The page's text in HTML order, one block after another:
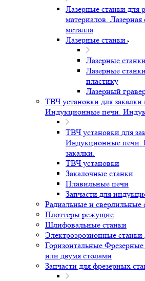
Лазерные станки для
материалов. Лазерная
металла
Лазерные станки
Лазерные
Лазерные
пластику
Лазерный
ТВЧ установки для закалки
Индукционные печи.
ТВЧ установки для
Индукционные печи.
закалки.
ТВЧ установки
Закалочные станки
Плавильные печи
Запчасти для
Радиальные и сверлильные
Плоттеры режущие
Шлифовальные станки
Электроэрозионные станки
Горизонтальные
или двумя столами
Запчасти для фрезерных